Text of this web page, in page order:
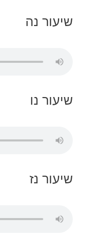
שיעור נה
שיעור נו
שיעור נז